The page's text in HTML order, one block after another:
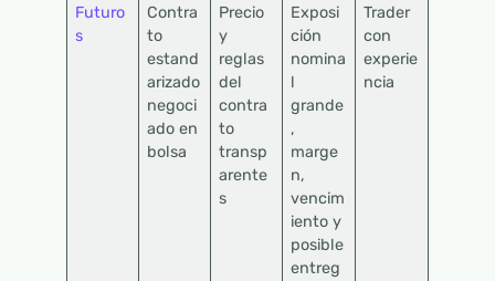
Futuro
s
Contra
to
estand
arizado
negoci
ado en
bolsa
Precio
y
reglas
del
contra
to
transp
arente
s
Exposi
ción
nomina
l
grande
,
marge
n,
vencim
iento y
posible
entreg
Trader
con
experie
ncia